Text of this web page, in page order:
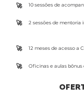
​🚀 10 sessões de
​🚀 2 sessões de mentoria
​🚀 12 meses de acesso a
​🚀 Oficinas e aulas bônus